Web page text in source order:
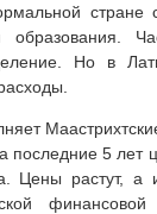
стране
Но в
последние 5 лет
Цены растут,